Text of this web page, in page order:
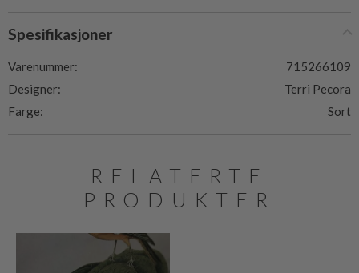
Spesifikasjoner
Varenummer:
715266109
Designer:
Terri Pecora
Farge:
Sort
RELATERTE
PRODUKTER